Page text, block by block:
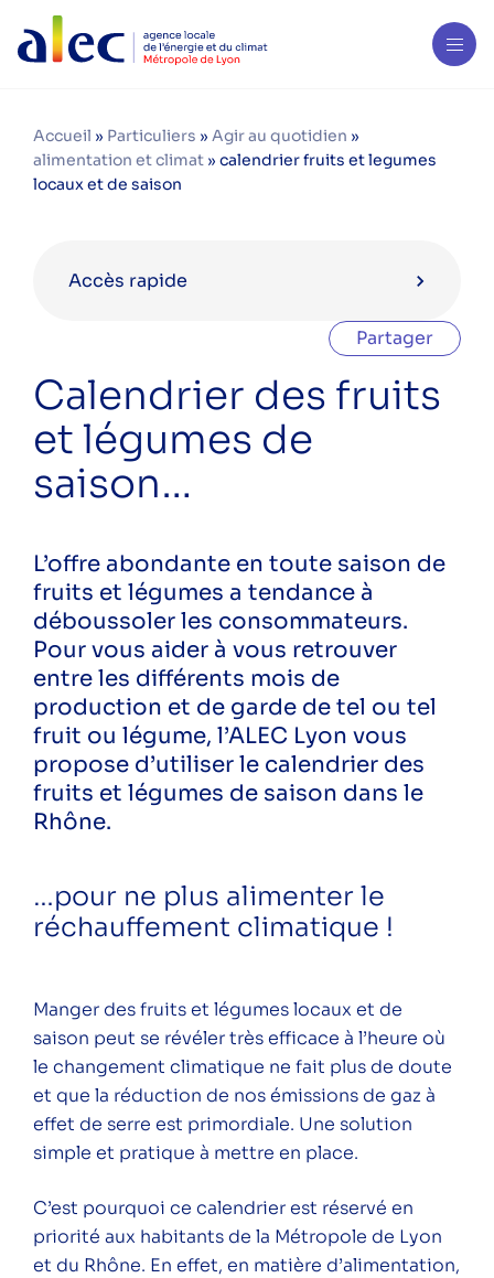
Accueil » Particuliers » Agir au quotidien »
alimentation et climat » calendrier fruits et legumes
locaux et de saison
Accès rapide
Agir au quotidien
Calculer mon empreinte carbone
Logement
Alimentation
Consommation courante
Carte de nos réalisations
Une question ? Contactez nos
04 37 48 25 90
info-conseil@alec-lyon.org
Ressources
CALENDRIER des fruits et
légumes de saison
Notre mallette de mesures "B'WATT"
"DÉCLICS"
Partager
Calendrier des fruits
et légumes de
saison…
L’offre abondante en toute saison de
fruits et légumes a tendance à
déboussoler les consommateurs.
Pour vous aider à vous retrouver
entre les différents mois de
production et de garde de tel ou tel
fruit ou légume, l’ALEC Lyon vous
propose d’utiliser le calendrier des
fruits et légumes de saison dans le
Rhône.
…pour ne plus alimenter le
réchauffement climatique !
Manger des fruits et légumes locaux et de
saison peut se révéler très efficace à l’heure où
le changement climatique ne fait plus de doute
et que la réduction de nos émissions de gaz à
effet de serre est primordiale. Une solution
simple et pratique à mettre en place.
C’est pourquoi ce calendrier est réservé en
priorité aux habitants de la Métropole de Lyon
et du Rhône. En effet, en matière d’alimentation,